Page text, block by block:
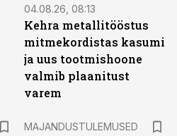
04.08.26, 08:13
Kehra metallitööstus
mitmekordistas kasumi
ja uus tootmishoone
valmib plaanitust
varem
MAJANDUSTULEMUSED